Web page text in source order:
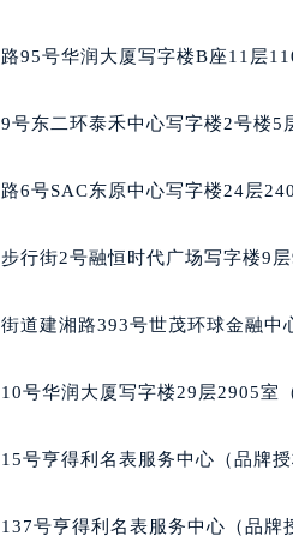
省齐齐哈尔市龙沙区龙华路宝
省绥化市北林区新华街与康庄
白城市洮北区明仁南街宝玑售
吉林市船营区河南街宝玑售后服
梅河口市新华街道梅河大街宝
松原市宁江区五环大街宝玑售
延边市延吉市解放路宝玑售后
本溪市平山区胜利路宝玑售后
95号华润大厦写字楼B座11层
号东二环泰禾中心写字楼2号楼5
6号SAC东原中心写字楼24层
行街2号融恒时代广场写字楼9层
道建湘路393号世茂环球金融中
号华润大厦写字楼29层2905室
号亨得利名表服务中心（品牌
号亨得利名表服务中心（品牌